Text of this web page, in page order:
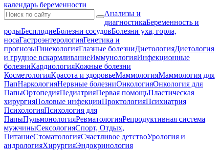
календарь беременности
Анализы и
диагностикаБеременность и
родыБесплодиеБолезни сосудовБолезни уха, горла,
носаГастроэнтерологияГенетика и
прогнозыГинекологияГлазные болезниДиетологияДиетология
и грудное вскармливаниеИммунологияИнфекционные
болезниКардиологияКожные болезни
КосметологияКрасота и здоровьеМаммологияМаммология для
ПапНаркологияНервные болезниОнкологияОнкология для
ПапыОртопедияПедиатрияПервая помощьПластическая
хирургияПоловые инфекцииПроктологияПсихиатрия
ПсихологияПсихология для
ПапыПульмонологияРевматологияРепродуктивная система
мужчиныСексологияСпорт, Отдых,
ПитаниеСтоматологияСчастливое детствоУрология и
андрологияХирургияЭндокринология